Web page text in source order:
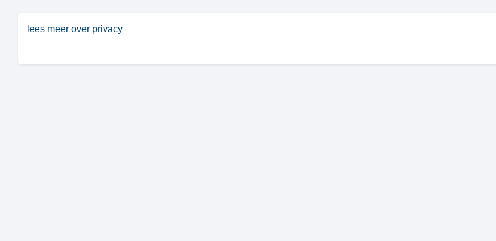
lees meer over privacy